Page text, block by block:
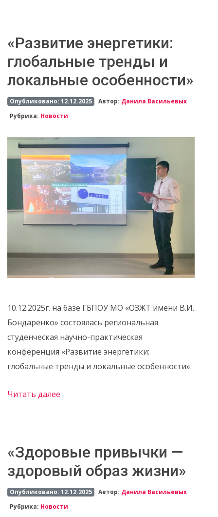
«Развитие энергетики:
глобальные тренды и
локальные особенности»
Опубликовано: 12.12.2025 Автор: Данила Васильевых
Рубрика: Новости
10.12.2025г. на базе ГБПОУ МО «ОЗЖТ имени В.И.
Бондаренко» состоялась региональная
студенческая научно-практическая
конференция «Развитие энергетики:
глобальные тренды и локальные особенности».
Читать далее
«Здоровые привычки —
здоровый образ жизни»
Опубликовано: 12.12.2025 Автор: Данила Васильевых
Рубрика: Новости